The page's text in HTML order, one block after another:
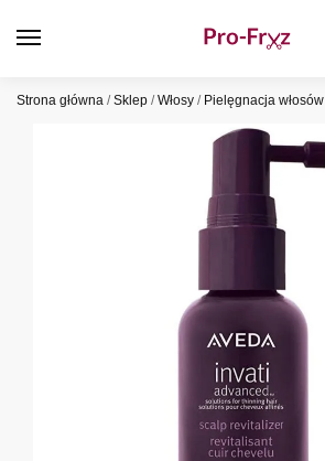
Strona główna /Sklep /Włosy / Pielęgnacja włosów